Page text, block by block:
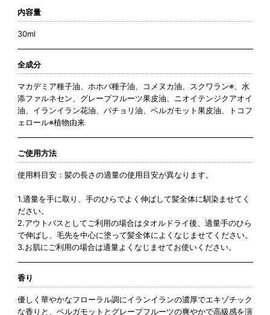
内容量
30ml
全成分
マカデミア種子油、ホホバ種子油、コメヌカ油、スクワラン※、水
添ファルネセン、グレープフルーツ果皮油、ニオイテンジクアオイ
油、イランイラン花油、パチョリ油、ベルガモット果皮油、トコフ
ェロール※植物由来
ご使用方法
使用料目安：髪の長さの適量の使用目安が異なります。
1.適量を手に取り、手のひらでよく伸ばして髪全体に馴染ませてく
ださい。
2.アウトバスとしてご利用の場合はタオルドライ後、適量手のひら
で伸ばし、毛先を中心に塗って髪全体によくなじませてください。
3.お肌にご利用の場合は適量よくなじませてお使いください。
香り
優しく華やかなフローラル調にイランイランの濃厚でエキゾチック
な香りと、ベルガモットとグレープフルーツの爽やかで高級感を演